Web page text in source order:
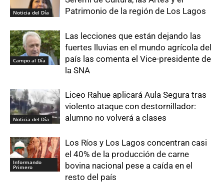
Noticia del Día
Patrimonio de la región de Los Lagos
Campo al Día
Las lecciones que están dejando las
fuertes lluvias en el mundo agrícola del
país las comenta el Vice-presidente de
la SNA
Noticia del Día
Liceo Rahue aplicará Aula Segura tras
violento ataque con destornillador:
alumno no volverá a clases
Informando
Primero
Los Ríos y Los Lagos concentran casi
el 40% de la producción de carne
bovina nacional pese a caída en el
resto del país